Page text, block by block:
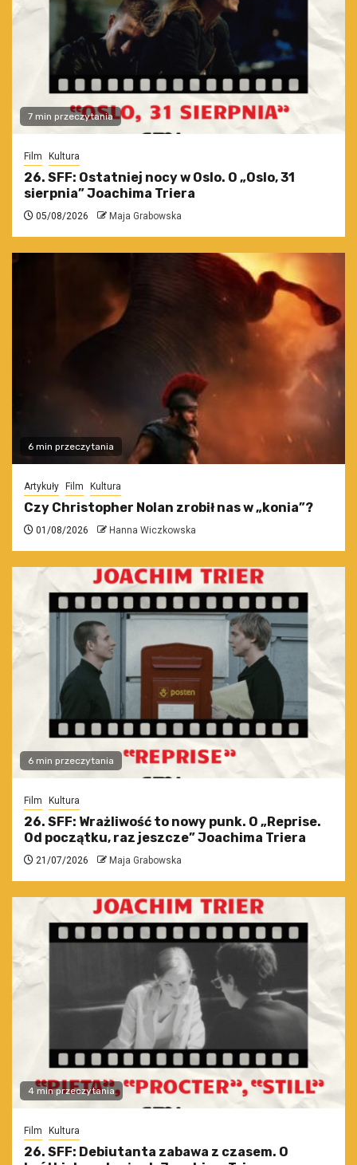
7 min przeczytania
Film Kultura
26. SFF: Ostatniej nocy w Oslo. O „Oslo, 31
sierpnia” Joachima Triera
05/08/2026 Maja Grabowska
6 min przeczytania
Artykuły Film Kultura
Czy Christopher Nolan zrobił nas w „konia”?
01/08/2026 Hanna Wiczkowska
6 min przeczytania
Film Kultura
26. SFF: Wrażliwość to nowy punk. O „Reprise.
Od początku, raz jeszcze” Joachima Triera
21/07/2026 Maja Grabowska
4 min przeczytania
Film Kultura
26. SFF: Debiutanta zabawa z czasem. O